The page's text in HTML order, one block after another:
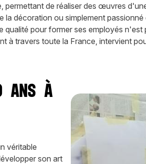
permettant de réaliser des œuvres
la décoration ou simplement
pour former ses employés
à travers toute la France, intervient
ans à
véritable
son art